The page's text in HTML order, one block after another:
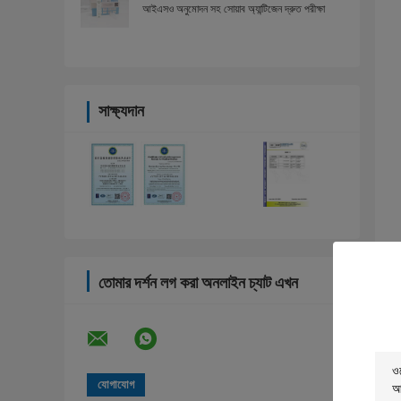
আইএসও অনুমোদন সহ সোয়াব অ্যান্টিজেন দ্রুত পরীক্ষা
সাক্ষ্যদান
তোমার দর্শন লগ করা অনলাইন চ্যাট এখন